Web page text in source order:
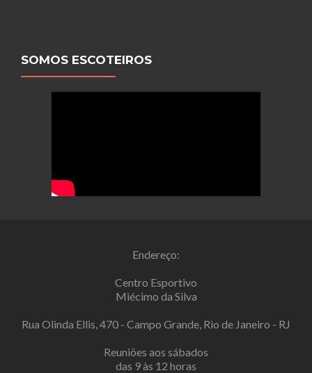
SOMOS ESCOTEIROS
Endereço:
Centro Esportivo
Miécimo da Silva
Rua Olinda Ellis, 470 - Campo Grande, Rio de Janeiro - RJ
Reuniões aos sábados
das 9 às 12 horas